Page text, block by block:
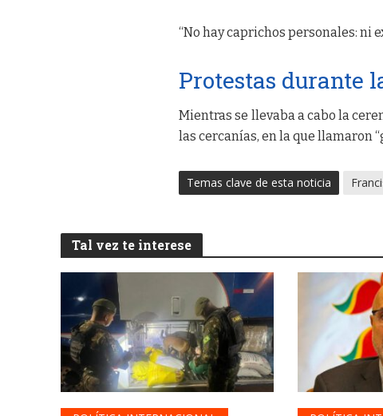
“No hay caprichos personales: ni
Protestas durante
Mientras se llevaba a cabo la
las cercanías, en la que llamaron
Temas clave de esta noticia
Tal vez te interese